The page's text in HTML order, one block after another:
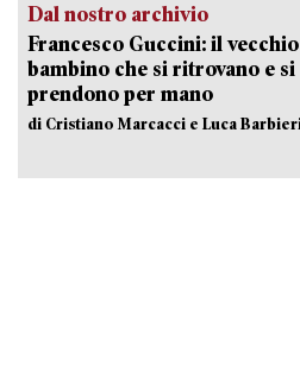
Dal nostro archivio
Francesco Guccini: il
bambino che si ritrovano e si
prendono per mano
di Cristiano Marcacci e Luca